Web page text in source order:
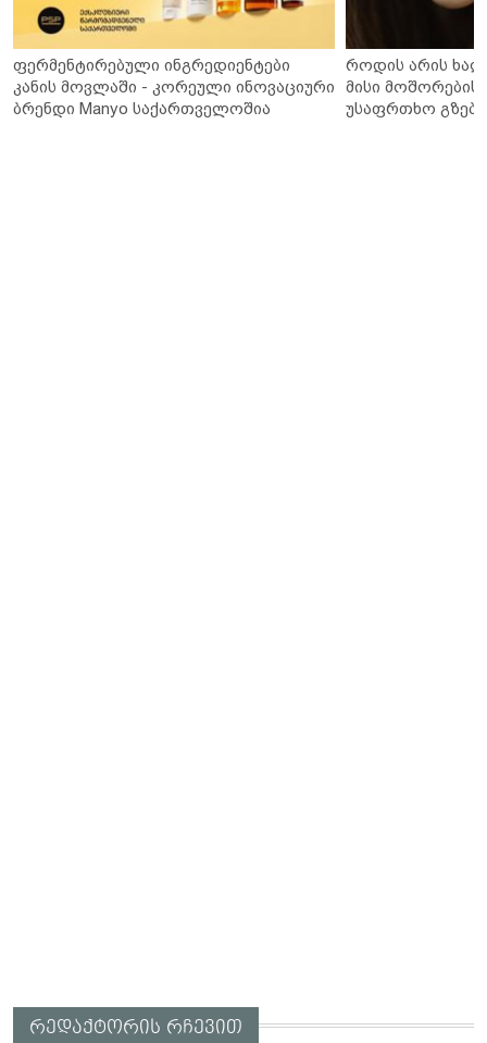
ფერმენტირებული ინგრედიენტები
კანის მოვლაში - კორეული ინოვაციური
ბრენდი Manyo საქართველოშია
როდის არის
მისი მოშორების
უსაფრთხო გზები
რედაქტორის რჩევით